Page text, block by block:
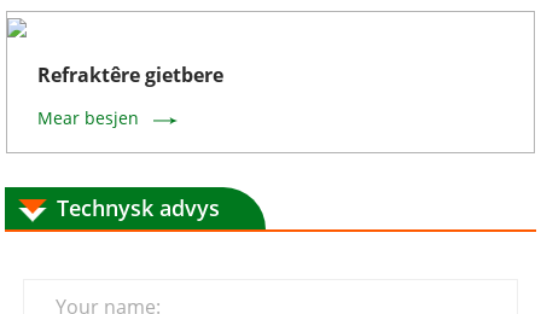
Refraktêre gietbere
Mear besjen
Technysk advys